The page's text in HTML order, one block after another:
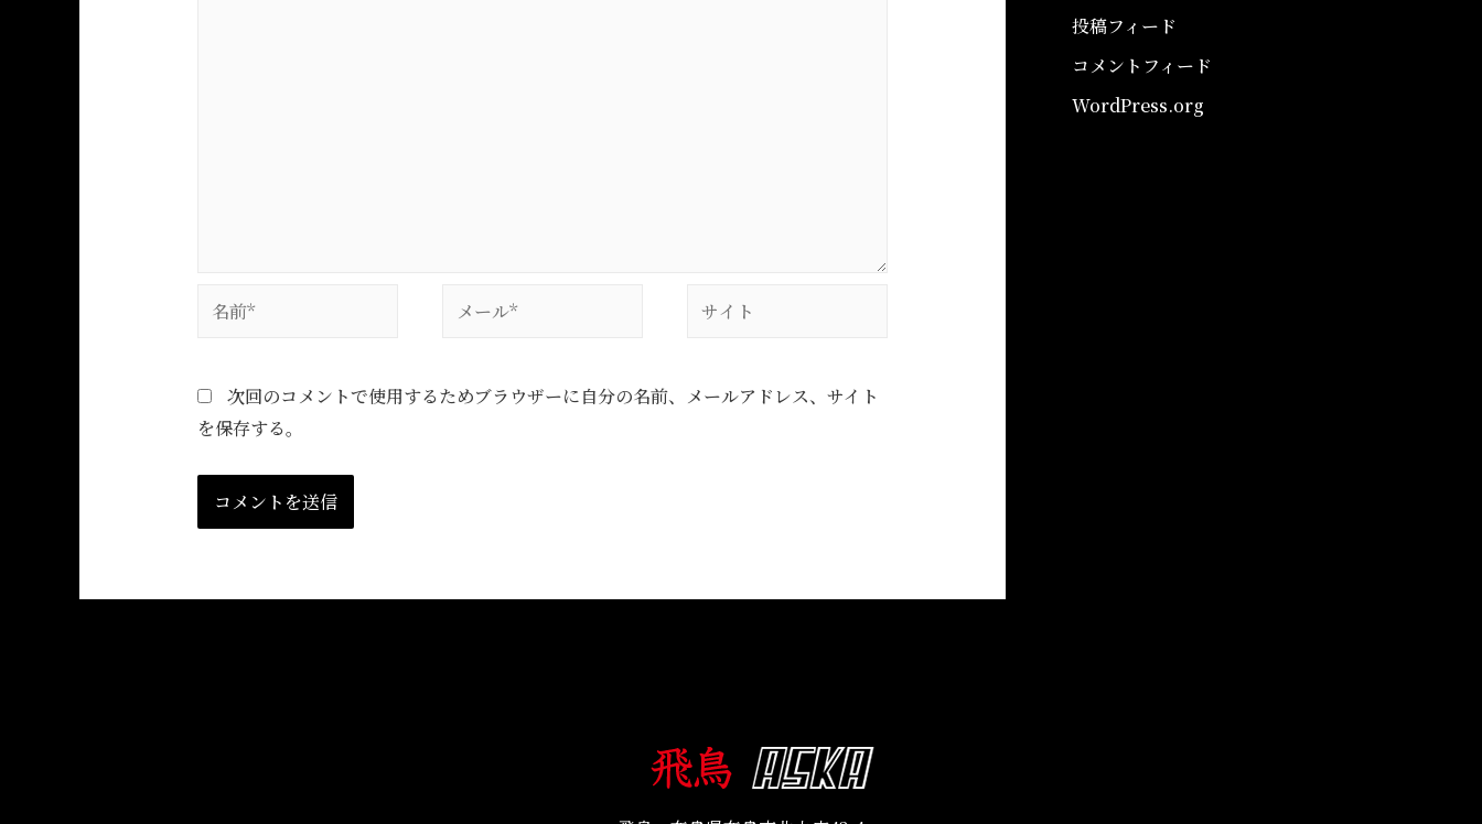
次回のコメントで使用するためブラウザーに自分の名前、メールアドレス、サイト
を保存する。
投稿フィード
コメントフィード
WordPress.org